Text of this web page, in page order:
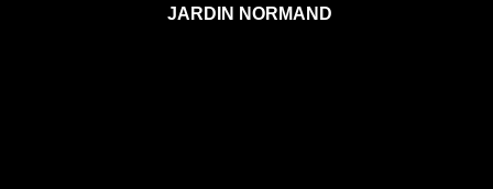
JARDIN NORMAND